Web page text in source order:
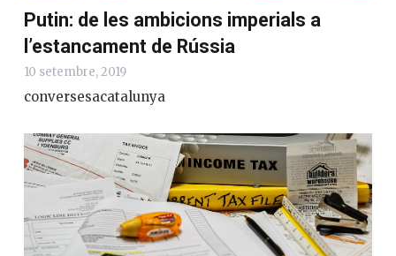
Putin: de les ambicions imperials a
l’estancament de Rússia
10 setembre, 2019
conversesacatalunya